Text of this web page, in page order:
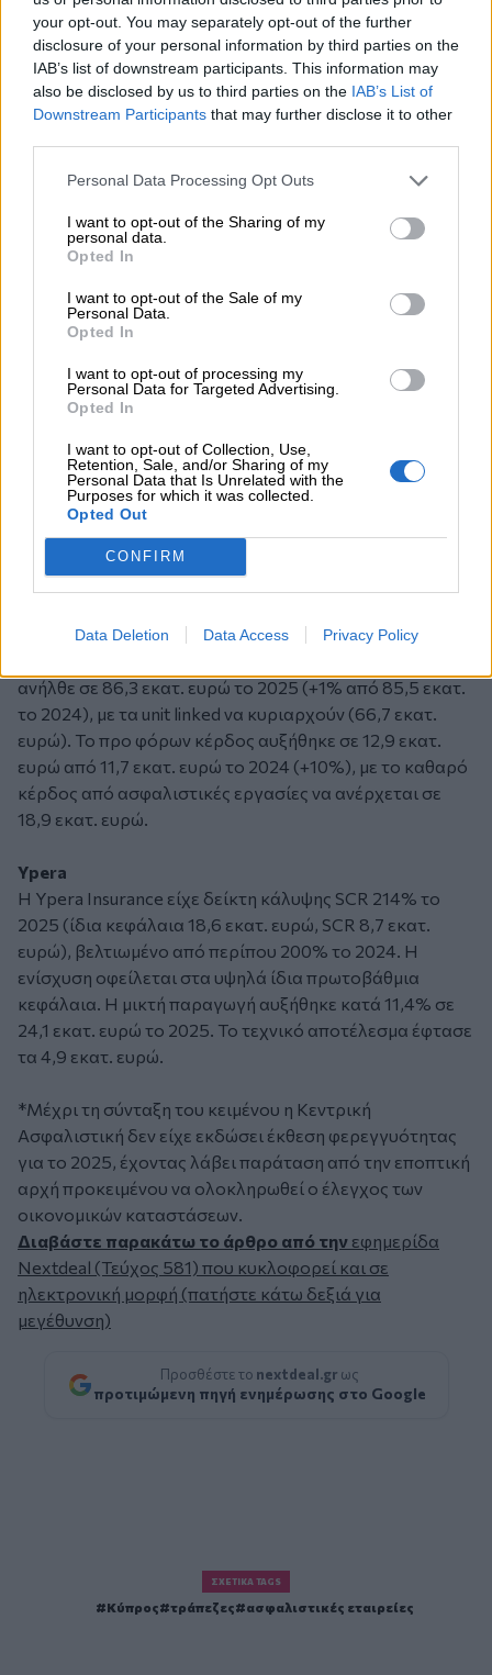
your opt-out. You may separately opt-out of the further
disclosure of your personal information by third parties on the
IAB’s list of downstream participants. This information may
also be disclosed by us to third parties on the IAB’s List of
Downstream Participants that may further disclose it to other
Personal Data Processing Opt Outs
I want to opt-out of the Sharing of my
personal data.
Opted In
I want to opt-out of the Sale of my
Personal Data.
Opted In
I want to opt-out of processing my
Personal Data for Targeted Advertising.
Opted In
I want to opt-out of Collection, Use,
Retention, Sale, and/or Sharing of my
Personal Data that Is Unrelated with the
Purposes for which it was collected.
Opted Out
CONFIRM
Data Deletion Data Access Privacy Policy
SCR 5 εκατ. ευρώ και επιλέξιμα ίδια κεφάλαια 10,2 εκατ.
ευρώ. H μικτή παραγωγή ασφαλίστρων ανήλθε σε
11.357.523 ευρώ το 2025, από 10.991.020 ευρώ το 2024
(+3,33%). Το τελικό κέρδος μετά φόρων για το 2025
Η Trust International Insurance είχε δείκτη κάλυψης
SCR 185% το 2025, ελαφρώς βελτιωμένο από 184% το
2024 (ίδια κεφάλαια 42,9 εκατ. ευρώ, SCR 23,3 εκατ.
ευρώ). Η αύξηση των ιδίων κεφαλαίων προέρχεται από
κέρδη εργασιών. Η μικτή παραγωγή ασφαλίστρων
ανήλθε σε 62,2 εκατ. ευρώ το 2025 από 57,1 εκατ. ευρώ
το 2024 (+9%), με κύριες αγορές την ασφάλιση
κέρδος από ασφαλιστικές εργασίες βελτιώθηκε σε 7,4
εκατ. ευρώ το 2025 από 6,3 εκατ. ευρώ το 2024 (+18%).
Universal Life
Η Universal Life είχε δείκτη κάλυψης SCR 198% το 2025
(ίδια κεφάλαια 64,7 εκατ. ευρώ, SCR 32,6 εκατ. ευρώ),
κεφαλαίων (διανομή μερίσματος 38,7 εκατ. ευρώ) και
ανήλθε σε 86,3 εκατ. ευρώ το 2025 (+1% από 85,5 εκατ.
το 2024), με τα unit linked να κυριαρχούν (66,7 εκατ.
ευρώ). Το προ φόρων κέρδος αυξήθηκε σε 12,9 εκατ.
ευρώ από 11,7 εκατ. ευρώ το 2024 (+10%), με το καθαρό
κέρδος από ασφαλιστικές εργασίες να ανέρχεται σε
18,9 εκατ. ευρώ.
Ypera
Η Ypera Insurance είχε δείκτη κάλυψης SCR 214% το
2025 (ίδια κεφάλαια 18,6 εκατ. ευρώ, SCR 8,7 εκατ.
ευρώ), βελτιωμένο από περίπου 200% το 2024. Η
ενίσχυση οφείλεται στα υψηλά ίδια πρωτοβάθμια
κεφάλαια. Η μικτή παραγωγή αυξήθηκε κατά 11,4% σε
24,1 εκατ. ευρώ το 2025. Το τεχνικό αποτέλεσμα έφτασε
τα 4,9 εκατ. ευρώ.
*Μέχρι τη σύνταξη του κειμένου η Κεντρική
Ασφαλιστική δεν είχε εκδώσει έκθεση φερεγγυότητας
για το 2025, έχοντας λάβει παράταση από την εποπτική
αρχή προκειμένου να ολοκληρωθεί ο έλεγχος των
οικονομικών καταστάσεων.
Διαβάστε παρακάτω το άρθρο από την εφημερίδα
Nextdeal (Τεύχος 581) που κυκλοφορεί και σε
ηλεκτρονική μορφή (πατήστε κάτω δεξιά για
μεγέθυνση)
Προσθέστε το nextdeal.gr ως
προτιμώμενη πηγή ενημέρωσης στο Google
ΣΧΕΤΙΚΆ TAGS
Κύπρος τράπεζες ασφαλιστικές εταιρείες